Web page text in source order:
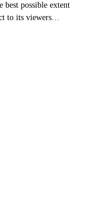
best possible extent
to its viewers…